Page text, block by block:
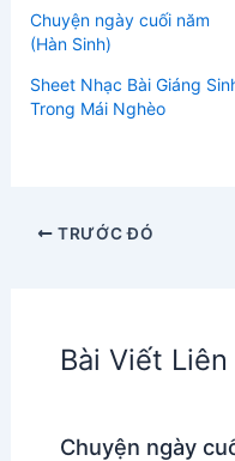
Chuyện ngày cuối năm
(Hàn Sinh)
Sheet Nhạc Bài Giáng
Trong Mái Nghèo
TRƯỚC ĐÓ
Bài Viết Liên
Chuyện ngày